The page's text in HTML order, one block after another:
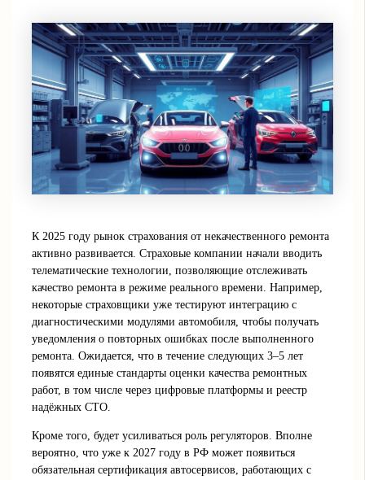
К 2025 году рынок страхования от некачественного ремонта
активно развивается. Страховые компании начали вводить
телематические технологии, позволяющие отслеживать
качество ремонта в режиме реального времени. Например,
некоторые страховщики уже тестируют интеграцию с
диагностическими модулями автомобиля, чтобы получать
уведомления о повторных ошибках после выполненного
ремонта. Ожидается, что в течение следующих 3–5 лет
появятся единые стандарты оценки качества ремонтных
работ, в том числе через цифровые платформы и реестр
надёжных СТО.
Кроме того, будет усиливаться роль регуляторов. Вполне
вероятно, что уже к 2027 году в РФ может появиться
обязательная сертификация автосервисов, работающих с